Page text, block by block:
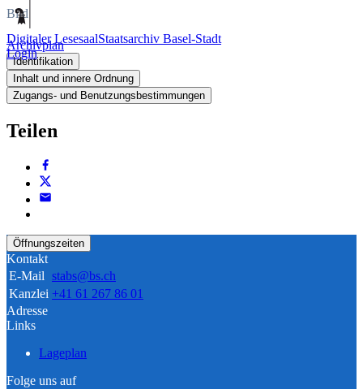
Digitaler LesesaalStaatsarchiv Basel-Stadt
Login
Bild
Archivplan
Identifikation
Inhalt und innere Ordnung
Zugangs- und Benutzungsbestimmungen
Teilen
Öffnungszeiten
Kontakt
E-Mail stabs@bs.ch
Kanzlei +41 61 267 86 01
Adresse
Links
Lageplan
Folge uns auf